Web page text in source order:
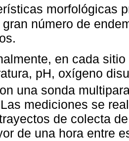
morfológicas
gran número de
en cada
pH, oxígeno
una sonda
mediciones se
de colecta
de una hora entre